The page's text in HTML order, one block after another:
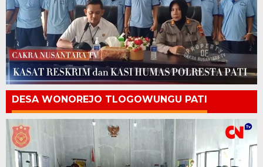
DESA WONOREJO TLOGOWUNGU PATI